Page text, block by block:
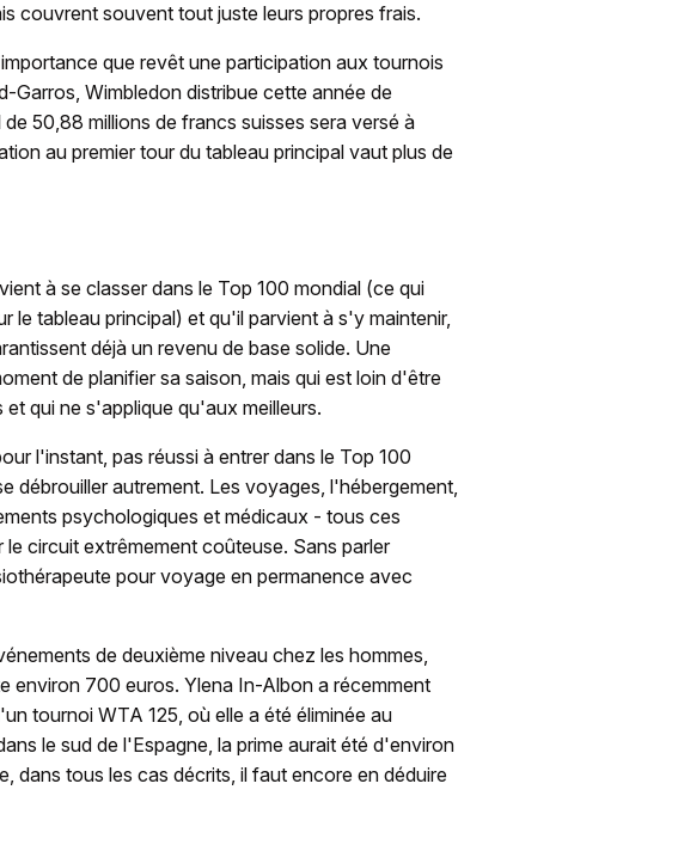
couvrent souvent tout juste leurs propres frais.
que revêt une participation aux tournois
Garros, Wimbledon distribue cette année de
50,88 millions de francs suisses sera versé à
au premier tour du tableau principal vaut plus de
à se classer dans le Top 100 mondial (ce qui
le tableau principal) et qu'il parvient à s'y maintenir,
déjà un revenu de base solide. Une
de planifier sa saison, mais qui est loin d'être
qui ne s'applique qu'aux meilleurs.
l'instant, pas réussi à entrer dans le Top 100
débrouiller autrement. Les voyages, l'hébergement,
psychologiques et médicaux - tous ces
circuit extrêmement coûteuse. Sans parler
pour voyage en permanence avec
de deuxième niveau chez les hommes,
environ 700 euros. Ylena In-Albon a récemment
tournoi WTA 125, où elle a été éliminée au
le sud de l'Espagne, la prime aurait été d'environ
dans tous les cas décrits, il faut encore en déduire